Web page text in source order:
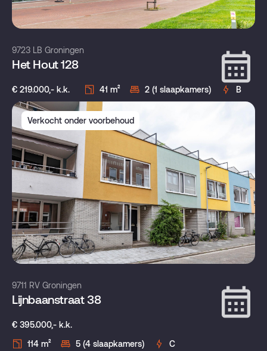
9723 LB Groningen
Het Hout 128
€ 219.000,- k.k. 41 m² 2 (1 slaapkamers) B
Verkocht onder voorbehoud
9711 RV Groningen
Lijnbaanstraat 38
€ 395.000,- k.k.
114 m²
5 (4 slaapkamers) C